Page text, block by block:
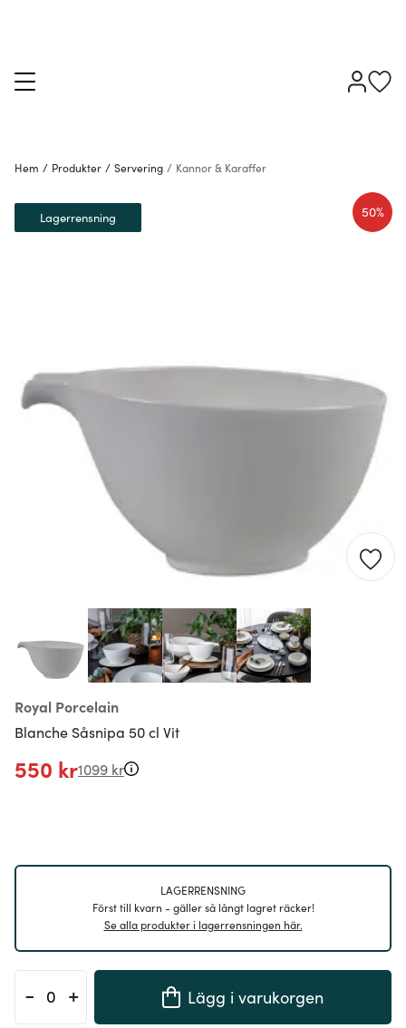
Hem / Produkter / Servering / Kannor & Karaffer
Royal Porcelain
Blanche Såsnipa 50 cl Vit
50%
Lagerrensning
550 kr1099 kr
LAGERRENSNING
Först till kvarn - gäller så långt lagret räcker!
Se alla produkter i lagerrensningen här.
- + Lägg i varukorgen